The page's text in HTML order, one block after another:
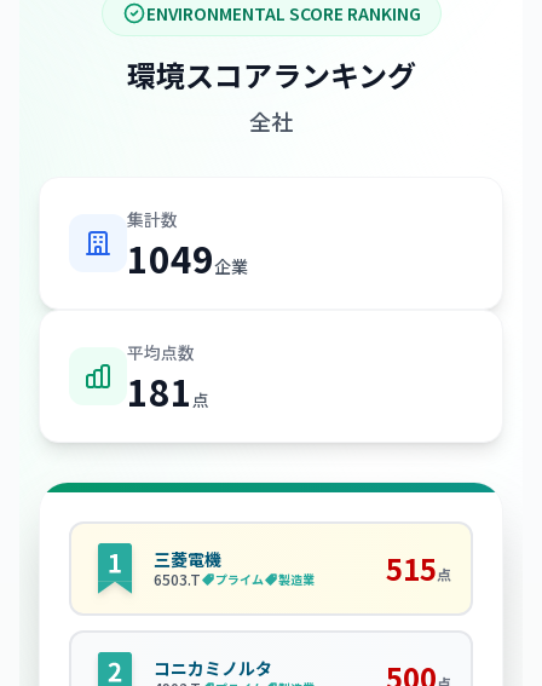
ENVIRONMENTAL SCORE RANKING
環境スコアランキング
全社
集計数
1049企業
平均点数
181 点
三菱電機
6503.T プライム 製造業 515点
コニカミノルタ 500